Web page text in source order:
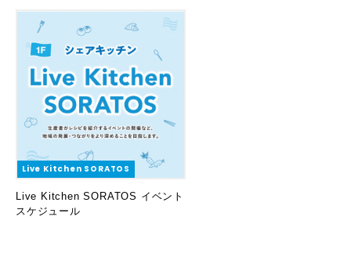
Live Kitchen SORATOS
Live Kitchen SORATOS イベント
スケジュール